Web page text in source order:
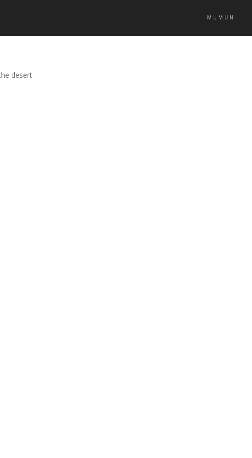
MUMUN
desert